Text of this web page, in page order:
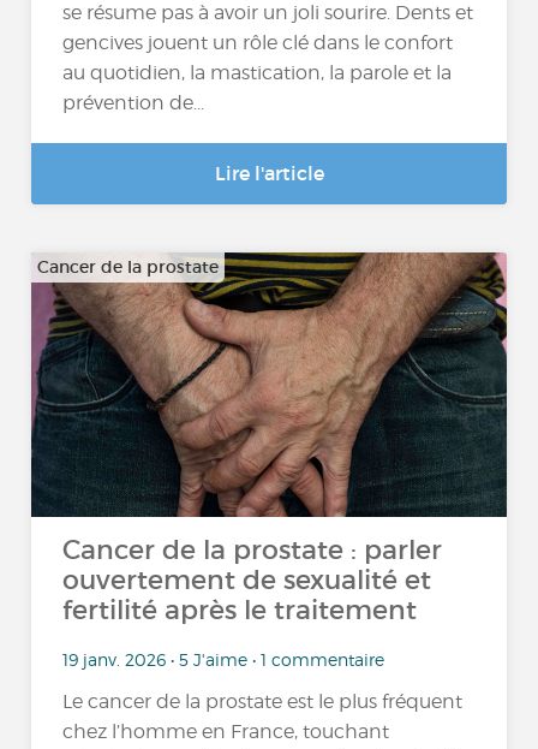
se résume pas à avoir un joli sourire. Dents et
gencives jouent un rôle clé dans le confort
au quotidien, la mastication, la parole et la
prévention de...
Lire l'article
Cancer de la prostate
Cancer de la prostate : parler
ouvertement de sexualité et
fertilité après le traitement
19 janv. 2026 • 5 J'aime • 1 commentaire
Le cancer de la prostate est le plus fréquent
chez l’homme en France, touchant